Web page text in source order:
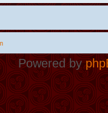
Powered by